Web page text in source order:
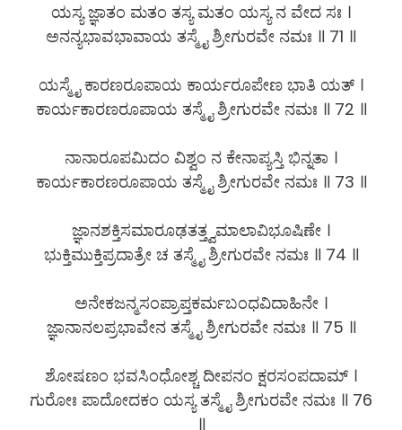
ಯಸ್ಯ ಜ್ಞಾತಂ ಮತಂ ತಸ್ಯ ಮತಂ ಯಸ್ಯ ನ ವೇದ ಸಃ ।
ಅನನ್ಯಭಾವಭಾವಾಯ ತಸ್ಮೈ ಶ್ರೀಗುರವೇ ನಮಃ ॥ 71 ॥
ಯಸ್ಮೈ ಕಾರಣರೂಪಾಯ ಕಾರ್ಯರೂಪೇಣ ಭಾತಿ ಯತ್ ।
ಕಾರ್ಯಕಾರಣರೂಪಾಯ ತಸ್ಮೈ ಶ್ರೀಗುರವೇ ನಮಃ ॥ 72 ॥
ನಾನಾರೂಪಮಿದಂ ವಿಶ್ವಂ ನ ಕೇನಾಪ್ಯಸ್ತಿ ಭಿನ್ನತಾ ।
ಕಾರ್ಯಕಾರಣರೂಪಾಯ ತಸ್ಮೈ ಶ್ರೀಗುರವೇ ನಮಃ ॥ 73 ॥
ಜ್ಞಾನಶಕ್ತಿಸಮಾರೂಢತತ್ತ್ವಮಾಲಾವಿಭೂಷಿಣೇ ।
ಭುಕ್ತಿಮುಕ್ತಿಪ್ರದಾತ್ರೇ ಚ ತಸ್ಮೈ ಶ್ರೀಗುರವೇ ನಮಃ ॥ 74 ॥
ಅನೇಕಜನ್ಮಸಂಪ್ರಾಪ್ತಕರ್ಮಬಂಧವಿದಾಹಿನೇ ।
ಜ್ಞಾನಾನಲಪ್ರಭಾವೇನ ತಸ್ಮೈ ಶ್ರೀಗುರವೇ ನಮಃ ॥ 75 ॥
ಶೋಷಣಂ ಭವಸಿಂಧೋಶ್ಚ ದೀಪನಂ ಕ್ಷರಸಂಪದಾಮ್ ।
ಗುರೋಃ ಪಾದೋದಕಂ ಯಸ್ಯ ತಸ್ಮೈ ಶ್ರೀಗುರವೇ ನಮಃ ॥ 76
॥